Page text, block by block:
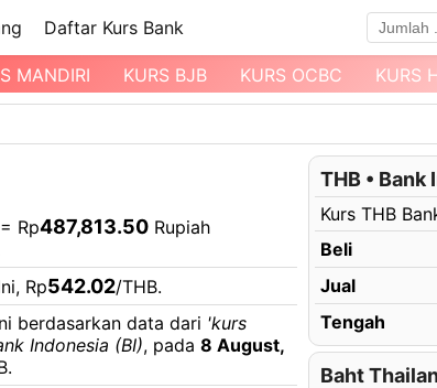
Daftar Kurs Bank
MANDIRI KURS BJB KURS OCBC KURS
= Rp487,813.50Rupiah
Rp542.02/THB.
berdasarkan data dari 'kurs
Indonesia (BI), pada 8 August,
THB • Bank
Kurs THB
Beli
Jual
Tengah
Baht